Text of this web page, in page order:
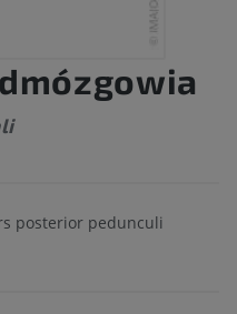
posterior pedunculi